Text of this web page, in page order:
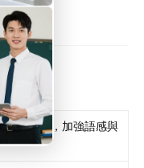
again
背誦段落，加強語感與